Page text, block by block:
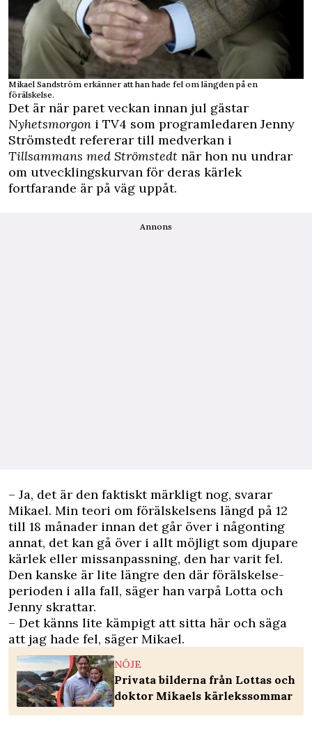
Mikael Sandström erkänner att han hade fel om längden på en
förälskelse.
Det är när paret veckan innan jul gästar
Nyhetsmorgon i TV4 som programledaren Jenny
Strömstedt refererar till medverkan i
Tillsammans med Strömstedt när hon nu undrar
om utvecklingskurvan för deras kärlek
fortfarande är på väg uppåt.
Annons
– Ja, det är den faktiskt märkligt nog, svarar
Mikael. Min teori om förälskelsens längd på 12
till 18 månader innan det går över i någonting
annat, det kan gå över i allt möjligt som djupare
kärlek eller missanpassning, den har varit fel.
Den kanske är lite längre den där förälskelse-
perioden i alla fall, säger han varpå Lotta och
Jenny skrattar.
– Det känns lite kämpigt att sitta här och säga
att jag hade fel, säger Mikael.
NÖJE
Privata bilderna från Lottas och
doktor Mikaels kärlekssommar